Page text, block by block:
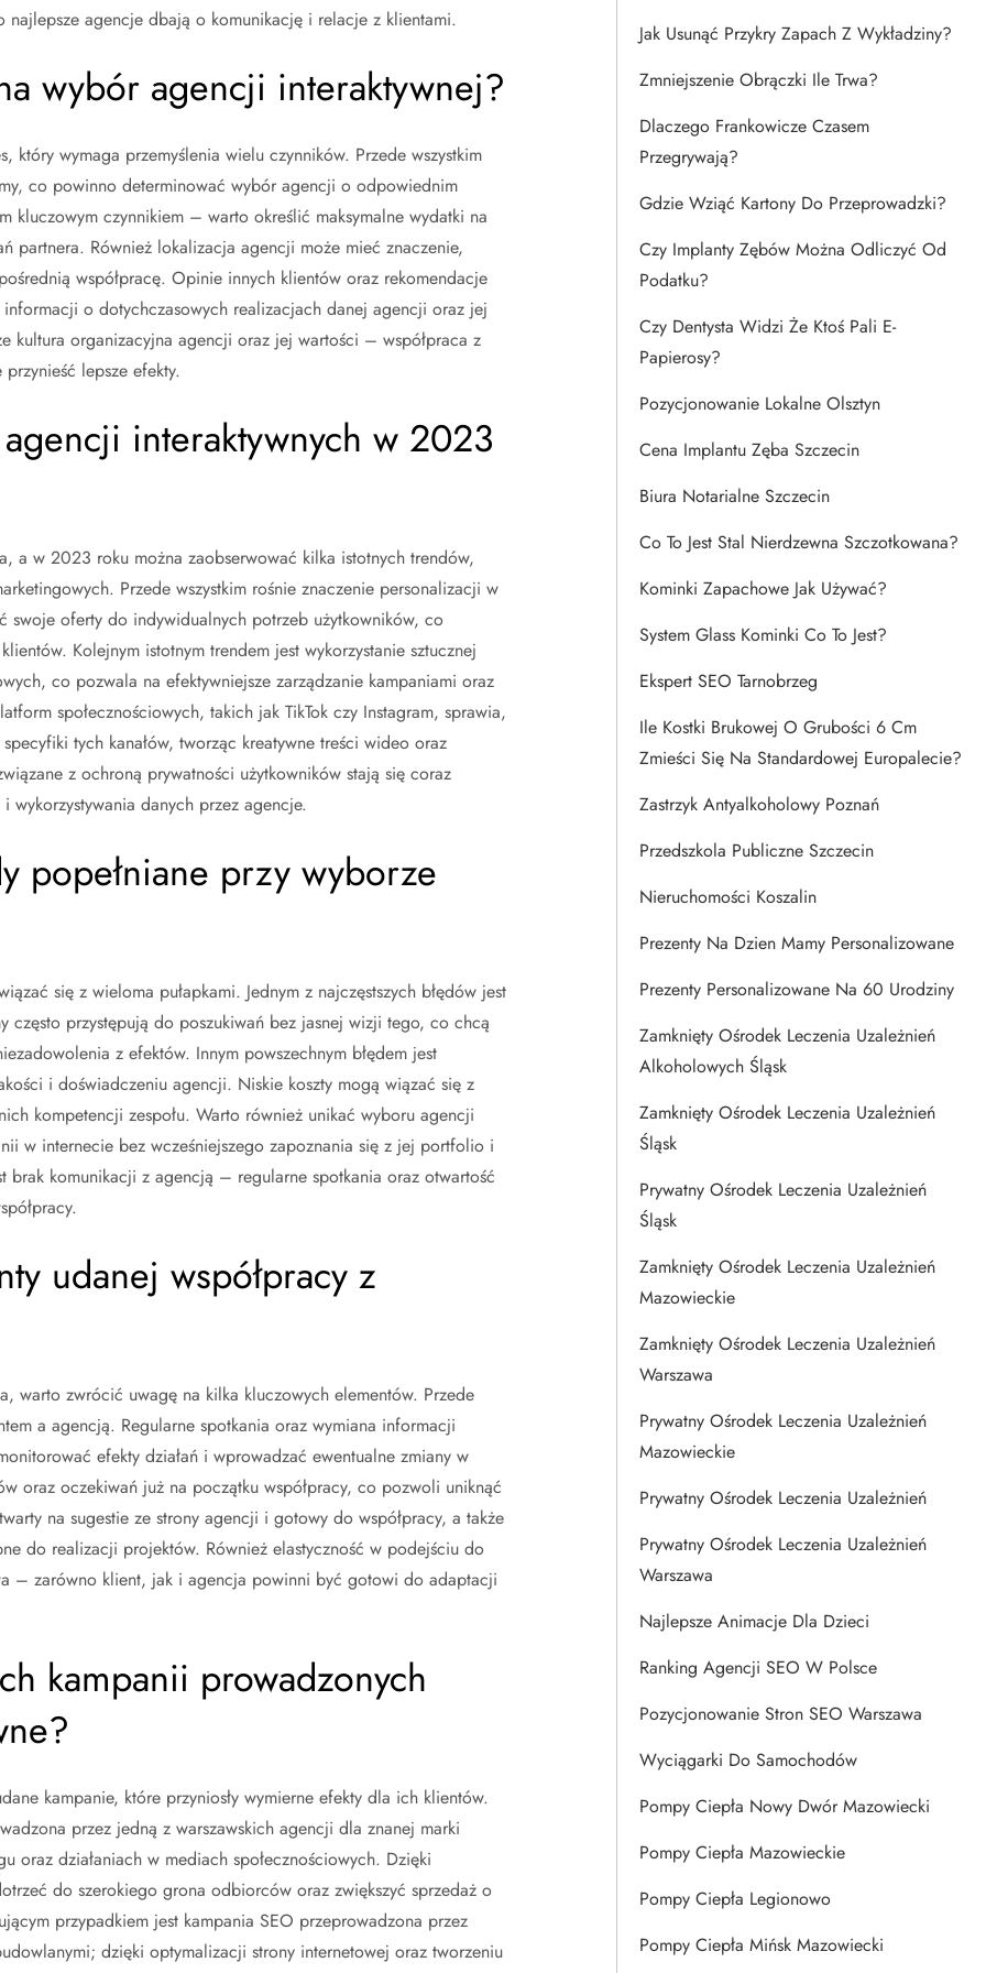
agencje dbają o komunikację i relacje z klientami.
wybór agencji interaktywnej?
wymaga przemyślenia wielu czynników. Przede wszystkim
co powinno determinować wybór agencji o odpowiednim
kluczowym czynnikiem – warto określić maksymalne wydatki na
partnera. Również lokalizacja agencji może mieć znaczenie,
współpracę. Opinie innych klientów oraz rekomendacje
o dotychczasowych realizacjach danej agencji oraz jej
kultura organizacyjna agencji oraz jej wartości – współpraca z
lepsze efekty.
interaktywnych w 2023
a w 2023 roku można zaobserwować kilka istotnych trendów,
Przede wszystkim rośnie znaczenie personalizacji w
swoje oferty do indywidualnych potrzeb użytkowników, co
Kolejnym istotnym trendem jest wykorzystanie sztucznej
co pozwala na efektywniejsze zarządzanie kampaniami oraz
społecznościowych, takich jak TikTok czy Instagram, sprawia,
tych kanałów, tworząc kreatywne treści wideo oraz
z ochroną prywatności użytkowników stają się coraz
wykorzystywania danych przez agencje.
popełniane przy wyborze
się z wieloma pułapkami. Jednym z najczęstszych błędów jest
często przystępują do poszukiwań bez jasnej wizji tego, co chcą
z efektów. Innym powszechnym błędem jest
i doświadczeniu agencji. Niskie koszty mogą wiązać się z
kompetencji zespołu. Warto również unikać wyboru agencji
w internecie bez wcześniejszego zapoznania się z jej portfolio i
brak komunikacji z agencją – regularne spotkania oraz otwartość
udanej współpracy z
warto zwrócić uwagę na kilka kluczowych elementów. Przede
a agencją. Regularne spotkania oraz wymiana informacji
efekty działań i wprowadzać ewentualne zmiany w
oraz oczekiwań już na początku współpracy, co pozwoli uniknąć
na sugestie ze strony agencji i gotowy do współpracy, a także
do realizacji projektów. Również elastyczność w podejściu do
– zarówno klient, jak i agencja powinni być gotowi do adaptacji
kampanii prowadzonych
kampanie, które przyniosły wymierne efekty dla ich klientów.
przez jedną z warszawskich agencji dla znanej marki
oraz działaniach w mediach społecznościowych. Dzięki
do szerokiego grona odbiorców oraz zwiększyć sprzedaż o
przypadkiem jest kampania SEO przeprowadzona przez
dzięki optymalizacji strony internetowej oraz tworzeniu
Jak Usunąć Przykry Zapach Z Wykładziny?
Zmniejszenie Obrączki Ile Trwa?
Dlaczego Frankowicze Czasem
Przegrywają?
Gdzie Wziąć Kartony Do Przeprowadzki?
Czy Implanty Zębów Można Odliczyć Od
Podatku?
Czy Dentysta Widzi Że Ktoś Pali E-
Papierosy?
Pozycjonowanie Lokalne Olsztyn
Cena Implantu Zęba Szczecin
Biura Notarialne Szczecin
Co To Jest Stal Nierdzewna Szczotkowana?
Kominki Zapachowe Jak Używać?
System Glass Kominki Co To Jest?
Ekspert SEO Tarnobrzeg
Ile Kostki Brukowej O Grubości 6 Cm
Zmieści Się Na Standardowej Europalecie?
Zastrzyk Antyalkoholowy Poznań
Przedszkola Publiczne Szczecin
Nieruchomości Koszalin
Prezenty Na Dzien Mamy Personalizowane
Prezenty Personalizowane Na 60 Urodziny
Zamknięty Ośrodek Leczenia Uzależnień
Alkoholowych Śląsk
Zamknięty Ośrodek Leczenia Uzależnień
Śląsk
Prywatny Ośrodek Leczenia Uzależnień
Śląsk
Zamknięty Ośrodek Leczenia Uzależnień
Mazowieckie
Zamknięty Ośrodek Leczenia Uzależnień
Warszawa
Prywatny Ośrodek Leczenia Uzależnień
Mazowieckie
Prywatny Ośrodek Leczenia Uzależnień
Prywatny Ośrodek Leczenia Uzależnień
Warszawa
Najlepsze Animacje Dla Dzieci
Ranking Agencji SEO W Polsce
Pozycjonowanie Stron SEO Warszawa
Wyciągarki Do Samochodów
Pompy Ciepła Nowy Dwór Mazowiecki
Pompy Ciepła Mazowieckie
Pompy Ciepła Legionowo
Pompy Ciepła Mińsk Mazowiecki